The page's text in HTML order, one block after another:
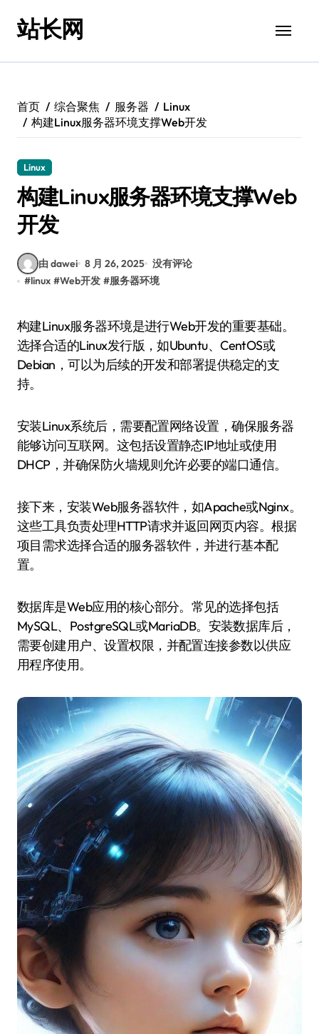
站长网
首页 综合聚焦 服务器
Linux
构建Linux服务器环境支撑Web开发
Linux
构建Linux服务器环境支撑Web
开发
由 dawei 8 月 26, 2025 没有评论
#linux #Web开发 #服务器环境
构建Linux服务器环境是进行Web开发的重要基础。
选择合适的Linux发行版，如Ubuntu、CentOS或
Debian，可以为后续的开发和部署提供稳定的支
持。
安装Linux系统后，需要配置网络设置，确保服务器
能够访问互联网。这包括设置静态IP地址或使用
DHCP，并确保防火墙规则允许必要的端口通信。
接下来，安装Web服务器软件，如Apache或Nginx。
这些工具负责处理HTTP请求并返回网页内容。根据
项目需求选择合适的服务器软件，并进行基本配
置。
数据库是Web应用的核心部分。常见的选择包括
MySQL、PostgreSQL或MariaDB。安装数据库后，
需要创建用户、设置权限，并配置连接参数以供应
用程序使用。